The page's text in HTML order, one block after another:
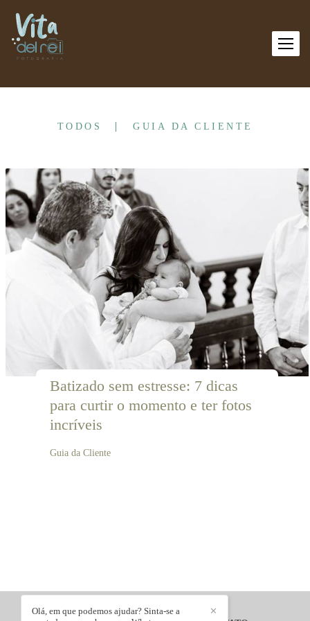
TODOS GUIA DA CLIENTE
Batizado sem estresse: 7 dicas
para curtir o momento e ter fotos
incríveis
Guia da Cliente
✕
Olá, em que podemos ajudar? Sinta-se a